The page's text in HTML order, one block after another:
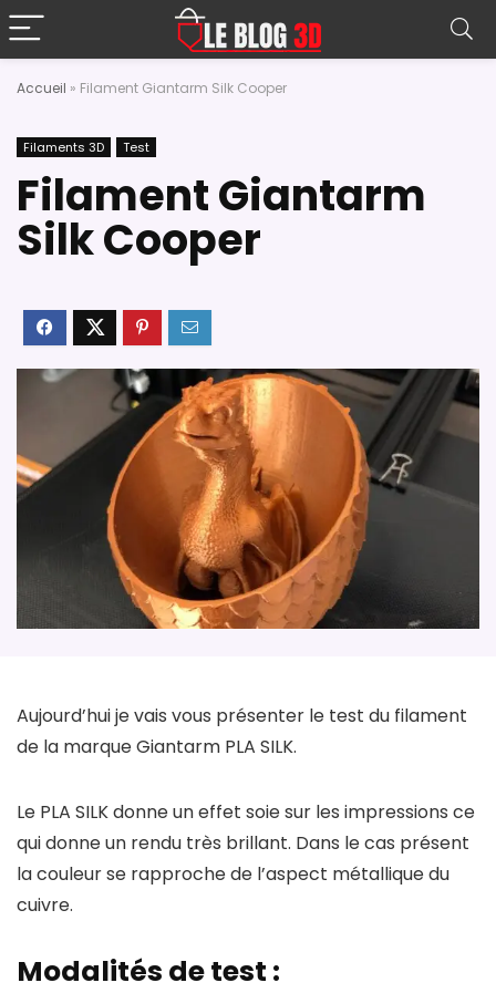
Accueil » Filament Giantarm Silk Cooper
Filaments 3D Test
Filament Giantarm
Silk Cooper
Aujourd’hui je vais vous présenter le test du filament
de la marque Giantarm PLA SILK.
Le PLA SILK donne un effet soie sur les impressions ce
qui donne un rendu très brillant. Dans le cas présent
la couleur se rapproche de l’aspect métallique du
cuivre.
Modalités de test :